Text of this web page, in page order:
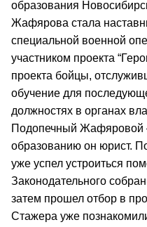
образования
Жафярова стала
специальной военной
участником проекта
проекта бойцы,
обучение для
должностях в органах
Подопечный Жафяровой
образованию он юрист.
уже успел устроиться
Законодательного
затем прошел отбор в
Стажера уже